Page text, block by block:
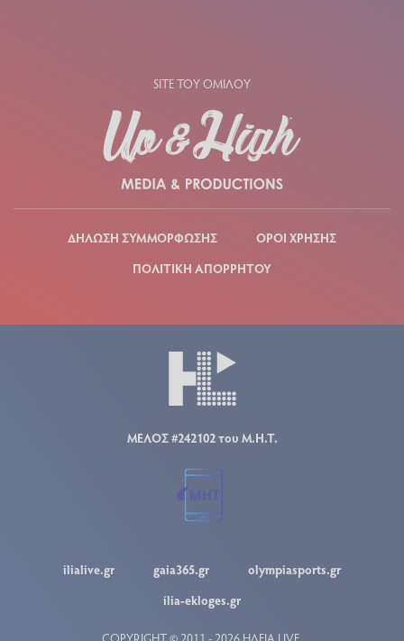
ΔΗΛΩΣΗ ΣΥΜΜΟΡΦΩΣΗΣ
ΠΟΛΙΤΙΚΗ ΑΠΟΡΡΗΤΟΥ